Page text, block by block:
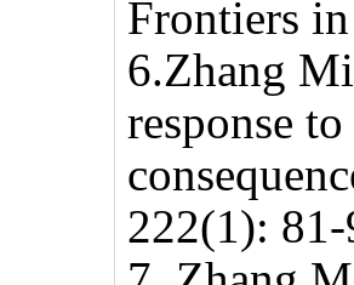
Frontiers
6.Zhang
response
222(1):